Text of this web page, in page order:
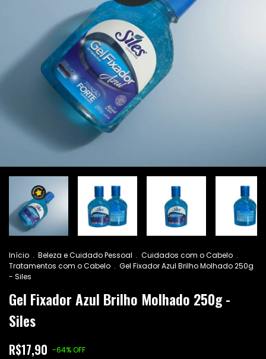
Início . Beleza e Cuidado Pessoal . Cuidados com o Cabelo .
Tratamentos com o Cabelo . Gel Fixador Azul Brilho Molhado 250g
- Siles
Gel Fixador Azul Brilho Molhado 250g -
Siles
R$17,90 -64%OFF